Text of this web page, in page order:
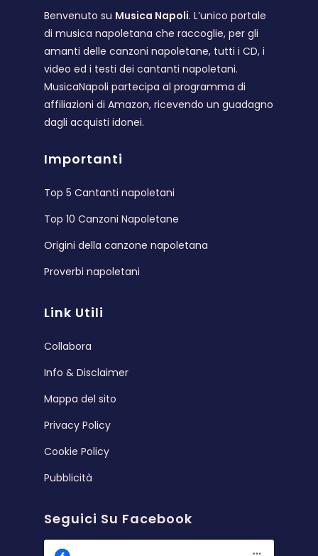
Benvenuto su Musica Napoli. L’unico portale
di musica napoletana che raccoglie, per gli
amanti delle canzoni napoletane, tutti i CD, i
video ed i testi dei cantanti napoletani.
MusicaNapoli partecipa al programma di
affiliazioni di Amazon, ricevendo un guadagno
dagli acquisti idonei.
Importanti
Top 5 Cantanti napoletani
Top 10 Canzoni Napoletane
Origini della canzone napoletana
Proverbi napoletani
Link Utili
Collabora
Info & Disclaimer
Mappa del sito
Privacy Policy
Cookie Policy
Pubblicità
Seguici Su Facebook